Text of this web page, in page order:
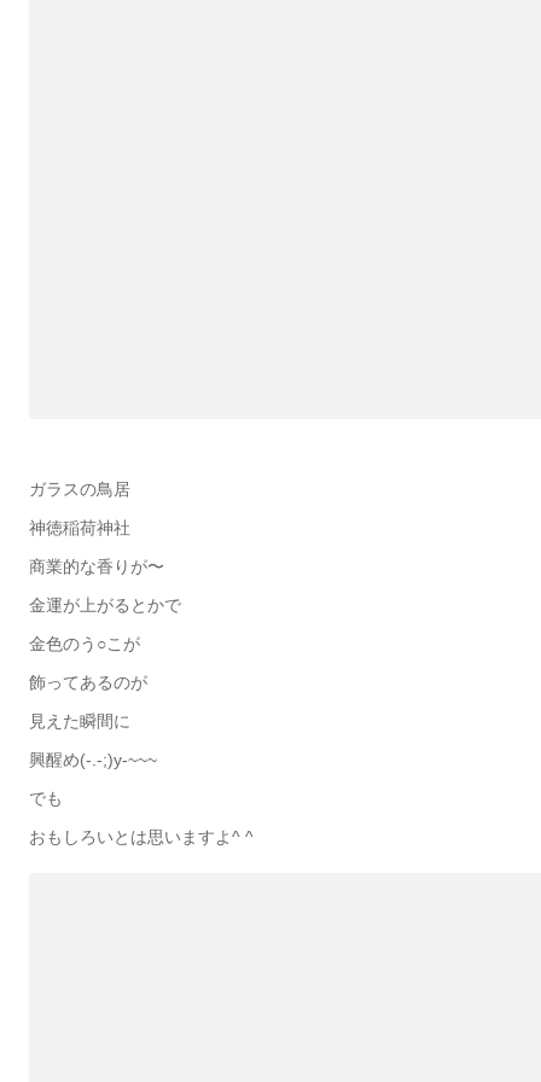
ガラスの鳥居
神徳稲荷神社
商業的な香りが〜
金運が上がるとかで
金色のう○こが
飾ってあるのが
見えた瞬間に
興醒め(-.-;)y-~~~
でも
おもしろいとは思いますよ^ ^